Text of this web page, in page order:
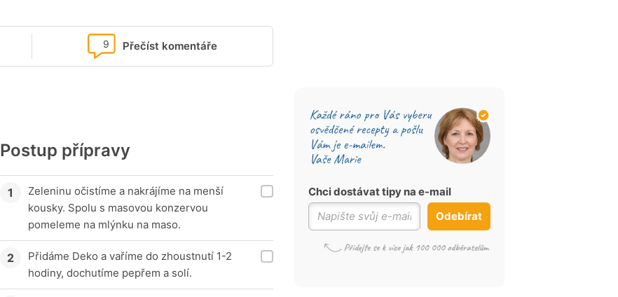
Přečíst komentáře
9
Postup přípravy
Zeleninu očistíme a nakrájíme na menší
kousky. Spolu s masovou konzervou
pomeleme na mlýnku na maso.
Přidáme Deko a vaříme do zhoustnutí 1-2
hodiny, dochutíme pepřem a solí.
Chci dostávat tipy na e-mail
Odebírat